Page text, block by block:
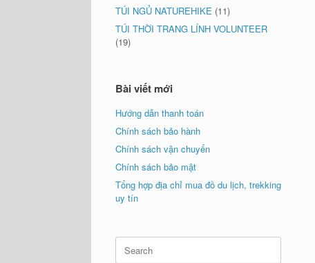
TÚI NGỦ NATUREHIKE (11)
TÚI THỜI TRANG LÍNH VOLUNTEER
(19)
Bài viết mới
Hướng dẫn thanh toán
Chính sách bảo hành
Chính sách vận chuyển
Chính sách bảo mật
Tổng hợp địa chỉ mua đồ du lịch, trekking
uy tín
Search
for: